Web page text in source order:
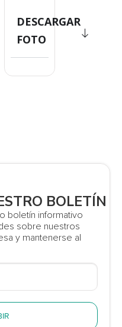
DESCARGAR
FOTO
BOLETÍN
boletín informativo
sobre nuestros
y mantenerse al